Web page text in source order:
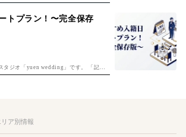
前撮り完全ガイド」もご覧ください。 セ
りの撮影ができる反面、上手く撮れるか
トプラン！〜完全保存
タジオ「yuen wedding」です。 「記念
？」入籍日の決め方は「入籍日の決め
リア別情報